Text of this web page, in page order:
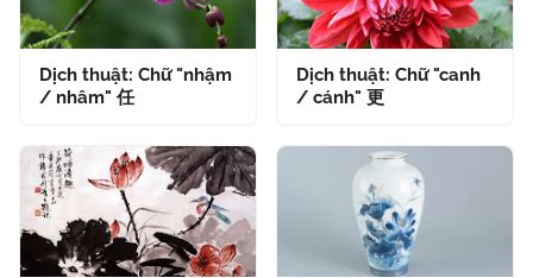
Dịch thuật: Chữ "nhậm
/ nhâm" 任
Dịch thuật: Chữ "canh
/ cánh" 更